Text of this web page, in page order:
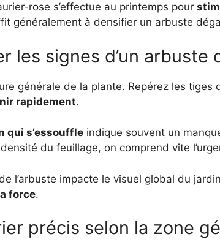
rose s’effectue au printemps pour
généralement à densifier un arbuste
les signes d’un arbuste
générale de la plante. Repérez les
rapidement.
qui s’essouffle indique souvent un
du feuillage, on comprend vite
l’arbuste impacte le visuel global du
force.
précis selon la zone